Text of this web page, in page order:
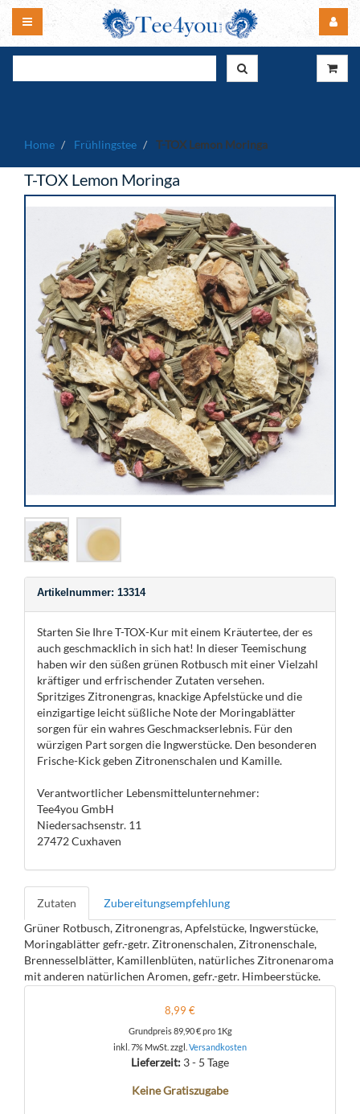
Home Frühlingstee T-TOX Lemon Moringa
T-TOX Lemon Moringa
Artikelnummer: 13314
Starten Sie Ihre T-TOX-Kur mit einem Kräutertee, der es
auch geschmacklich in sich hat! In dieser Teemischung
haben wir den süßen grünen Rotbusch mit einer Vielzahl
kräftiger und erfrischender Zutaten versehen.
Spritziges Zitronengras, knackige Apfelstücke und die
einzigartige leicht süßliche Note der Moringablätter
sorgen für ein wahres Geschmackserlebnis. Für den
würzigen Part sorgen die Ingwerstücke. Den besonderen
Frische-Kick geben Zitronenschalen und Kamille.
Verantwortlicher Lebensmittelunternehmer:
Tee4you GmbH
Niedersachsenstr. 11
27472 Cuxhaven
Zutaten
Zubereitungsempfehlung
Grüner Rotbusch, Zitronengras, Apfelstücke, Ingwerstücke,
Moringablätter gefr.-getr. Zitronenschalen, Zitronenschale,
Brennesselblätter, Kamillenblüten, natürliches Zitronenaroma
mit anderen natürlichen Aromen, gefr.-getr. Himbeerstücke.
8,99 €
Grundpreis89,90 €pro 1Kg
inkl. 7% MwSt. zzgl. Versandkosten
Lieferzeit: 3 - 5 Tage
Keine Gratiszugabe